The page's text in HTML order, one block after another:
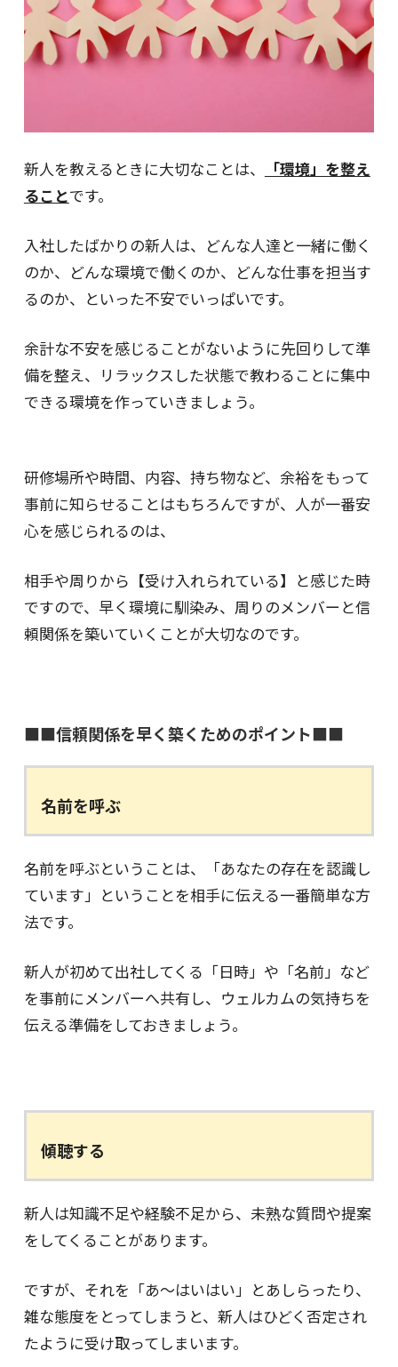
新人を教えるときに大切なことは、
「環境」を整え
ることです。
入社したばかりの新人は、どんな人達と一緒に働く
のか、どんな環境で働くのか、どんな仕事を担当す
るのか、といった不安でいっぱいです。
余計な不安を感じることがないように先回りして準
備を整え、リラックスした状態で教わることに集中
できる環境を作っていきましょう。
研修場所や時間、内容、持ち物など、余裕をもって
事前に知らせることはもちろんですが、人が一番安
心を感じられるのは、
相手や周りから【受け入れられている】と感じた時
ですので、早く環境に馴染み、周りのメンバーと信
頼関係を築いていくことが大切なのです。
■■信頼関係を早く築くためのポイント■■
名前を呼ぶ
名前を呼ぶということは、「あなたの存在を認識し
ています」ということを相手に伝える一番簡単な方
法です。
新人が初めて出社してくる「日時」や「名前」など
を事前にメンバーへ共有し、ウェルカムの気持ちを
伝える準備をしておきましょう。
傾聴する
新人は知識不足や経験不足から、未熟な質問や提案
をしてくることがあります。
ですが、それを「あ～はいはい」とあしらったり、
雑な態度をとってしまうと、新人はひどく否定され
たように受け取ってしまいます。